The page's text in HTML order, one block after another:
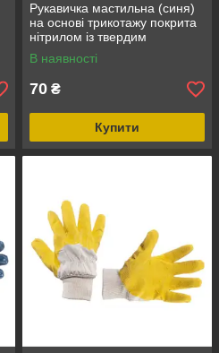
Рукавичка мастильна (синя)
на основі трикотажу покрита
нітрилом із твердим
манжетом 10.5" INTERTOOL
SP-0001
В наявності
70 ₴
Купити